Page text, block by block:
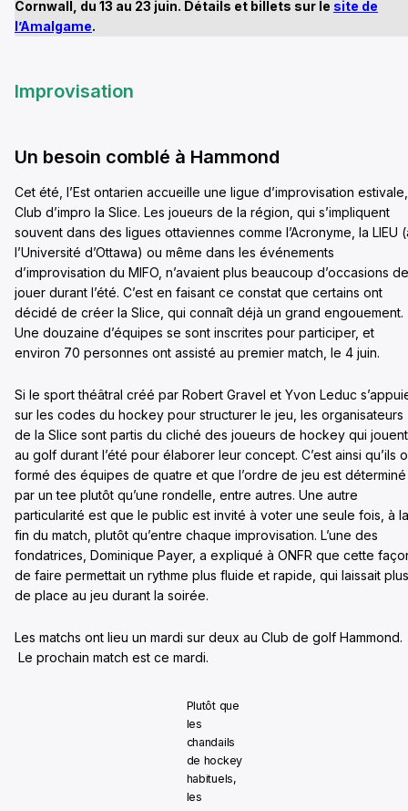
Cornwall, du 13 au 23 juin. Détails et billets sur le site de
l’Amalgame.
Improvisation
Un besoin comblé à Hammond
Cet été, l’Est ontarien accueille une ligue d’improvisation
Club d’impro la Slice. Les joueurs de la région, qui s’impliquent
souvent dans des ligues ottaviennes comme l’Acronyme, la LIEU
l’Université d’Ottawa) ou même dans les événements
d’improvisation du MIFO, n’avaient plus beaucoup d’occasions de
jouer durant l’été. C’est en faisant ce constat que certains ont
décidé de créer la Slice, qui connaît déjà un grand engouement.
Une douzaine d’équipes se sont inscrites pour participer, et
environ 70 personnes ont assisté au premier match, le 4 juin.
Si le sport théâtral créé par Robert Gravel et Yvon Leduc
sur les codes du hockey pour structurer le jeu, les organisateurs
de la Slice sont partis du cliché des joueurs de hockey qui jouent
au golf durant l’été pour élaborer leur concept. C’est ainsi qu’ils
formé des équipes de quatre et que l’ordre de jeu est déterminé
par un tee plutôt qu’une rondelle, entre autres. Une autre
particularité est que le public est invité à voter une seule fois, à la
fin du match, plutôt qu’entre chaque improvisation. L’une des
fondatrices, Dominique Payer, a expliqué à ONFR que cette
de faire permettait un rythme plus fluide et rapide, qui laissait plus
de place au jeu durant la soirée.
Les matchs ont lieu un mardi sur deux au Club de golf Hammond.
Le prochain match est ce mardi.
Plutôt que
les
chandails
de hockey
habituels,
les